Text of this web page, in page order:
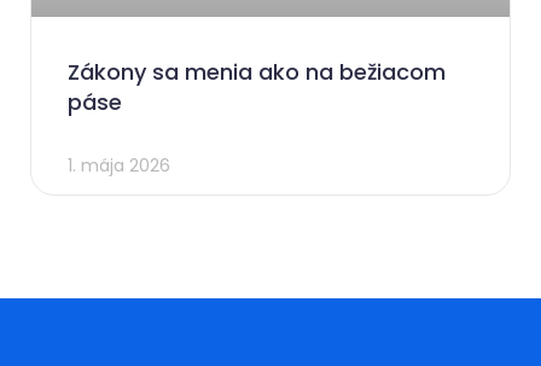
Zákony sa menia ako na bežiacom
páse
1. mája 2026